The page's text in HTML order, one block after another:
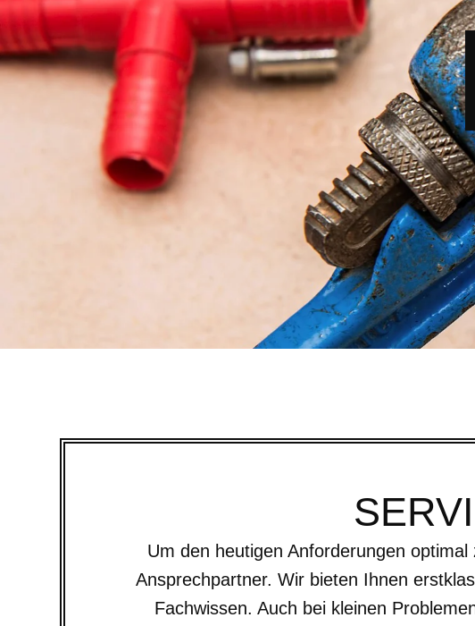
Um den heutigen Anforderungen
Ansprechpartner. Wir bieten Ihnen
Fachwissen. Auch bei kleinen